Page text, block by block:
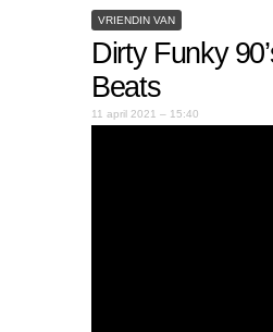
VRIENDIN VAN
Dirty Funky
Beats
11 april 2021 – 15:40